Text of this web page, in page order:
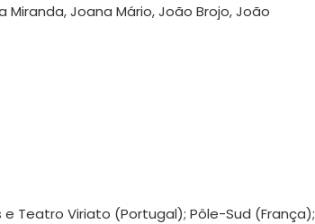
Joana Mário, João Brojo, João
e Teatro Viriato (Portugal); Pôle-Sud (França);